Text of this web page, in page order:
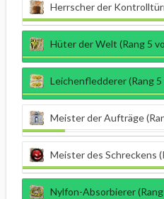
Herrscher der
Hüter der Welt (Rang 5
Leichenfledderer (Rang 5
Meister der Aufträge
Meister des Schreckens
Nylfon-Absorbierer (Rang